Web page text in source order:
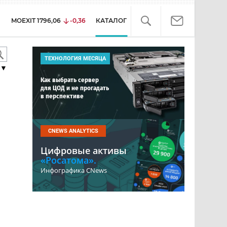
MOEXIT 1796,06 -0,36 КАТАЛОГ
ТЕХНОЛОГИЯ МЕСЯЦА
Как выбрать сервер
для ЦОД и не прогадать
в перспективе
CNEWS ANALYTICS
Цифровые активы
«Росатома».
Инфографика CNews